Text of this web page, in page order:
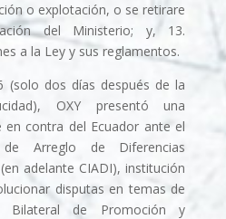
o explotación, o se retirare
del Ministerio; y, 13.
a la Ley y sus reglamentos.
(solo dos dí­as después de la
OXY presentó una
contra del Ecuador ante el
de Arreglo de Diferencias
adelante CIADI), institución
disputas en temas de
Bilateral de Promoción y